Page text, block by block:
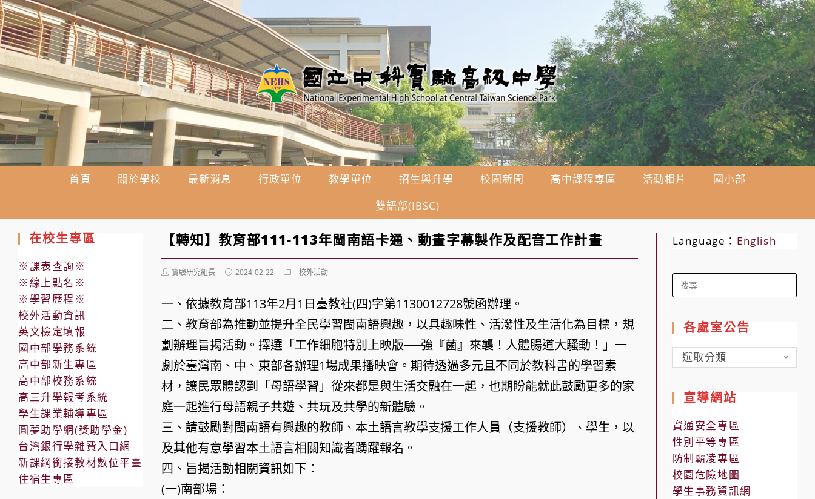
跳
轉
至
主
要
內
容
首頁 關於學校 最新消息 行政單位 教學單位 招生與升學 校園新聞 高中課程專區 活動相片
國小部
雙語部(IBSC)
【轉知】教育部111-113年閩南語卡通、動畫字幕製作及配音工作計畫
Post實驗研究組長
Post2024-02-22
Post--校外活動
一、依據教育部113年2月1日臺教社(四)字第1130012728號函辦理。
二、教育部為推動並提升全民學習閩南語興趣，以具趣味性、活潑性及生活化為目標，規
劃辦理旨揭活動。擇選「工作細胞特別上映版──強『菌』來襲！人體腸道大騷動！」一
劇於臺灣南、中、東部各辦理1場成果播映會。期待透過多元且不同於教科書的學習素
材，讓民眾體認到「母語學習」從來都是與生活交融在一起，也期盼能就此鼓勵更多的家
庭一起進行母語親子共遊、共玩及共學的新體驗。
三、請鼓勵對閩南語有興趣的教師、本土語言教學支援工作人員（支援教師）、學生，以
及其他有意學習本土語言相關知識者踴躍報名。
四、旨揭活動相關資訊如下：
(一)南部場：
在校生專區
※課表查詢※
※線上點名※
※學習歷程※
校外活動資訊
英文檢定填報
國中部學務系統
高中部新生專區
高中部校務系統
高三升學報考系統
學生課業輔導專區
圓夢助學網(獎助學金)
台灣銀行學雜費入口網
新課綱銜接教材數位平臺
住宿生專區
Language： English
Search
for:
各處室公告
各
處
公
告
選取分類
宣導網站
資通安全專區
性別平等專區
防制霸凌專區
校園危險地圖
學生事務資訊網